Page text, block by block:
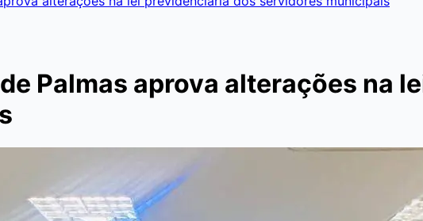
Palmas aprova alterações na